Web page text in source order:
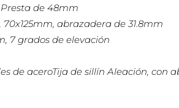
de 48mm
abrazadera de 31.8mm
7 grados de elevación
de aceroTija de sillín Aleación, con